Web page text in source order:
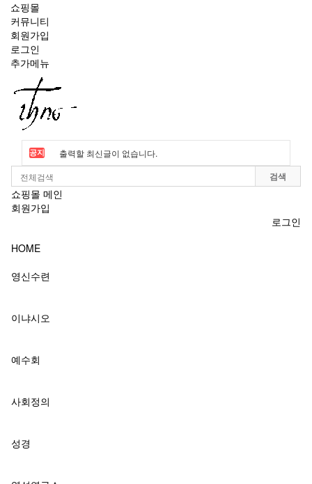
쇼핑몰
커뮤니티
회원가입
로그인
추가메뉴
navigation
공지 출력할 최신글이 없습니다.
검색
쇼핑몰 메인
회원가입
로그인
HOME
영신수련
이냐시오
예수회
사회정의
성경